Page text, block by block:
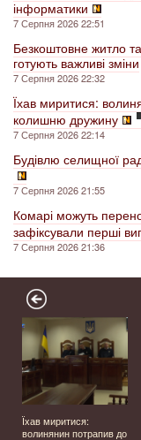
інформатики
7 Серпня 2026 22:51
Безкоштовне житло
готують важливі зміни
7 Серпня 2026 22:32
Їхав миритися:
колишню дружину
7 Серпня 2026 22:14
Будівлю селищної
7 Серпня 2026 21:55
Комарі можуть
зафіксували перші
7 Серпня 2026 21:36
Їхав миритися:
волинянин потрапив до